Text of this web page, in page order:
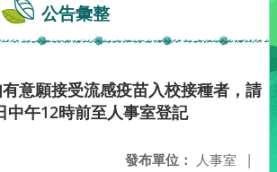
公告彙整
意願接受流感疫苗入校接種者，請
中午12時前至人事室登記
發布單位： 人事室 |